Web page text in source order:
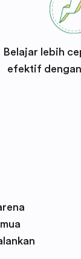
Belajar lebih
efektif